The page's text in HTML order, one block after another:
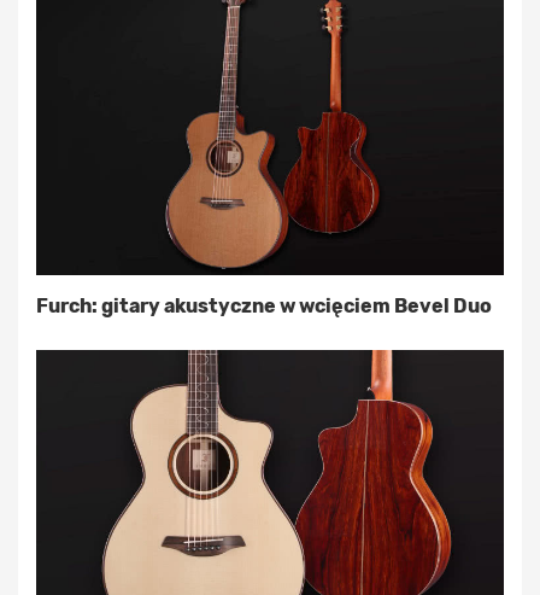
Furch: gitary akustyczne w wcięciem Bevel Duo